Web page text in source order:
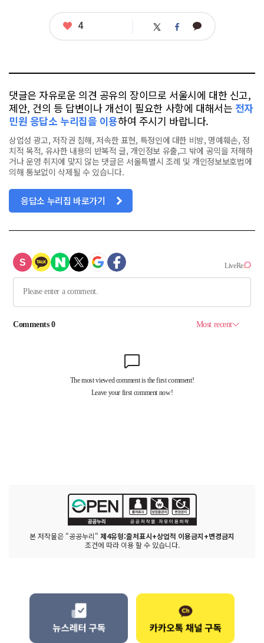
좋
4 트 페 카
댓글은 자유로운 의견 공유의 장이므로 서울시에 대한 신고,
제안, 건의 등 답변이나 개선이 필요한 사항에 대해서는 전자
민원 응답소 누리집을 이용하여 주시기 바랍니다.
상업성 광고, 저작권 침해, 저속한 표현, 특정인에 대한 비방, 명예훼손, 정
치적 목적, 유사한 내용의 반복적 글, 개인정보 유출,그 밖에 공익을 저해하
거나 운영 취지에 맞지 않는 댓글은 서울특별시 조례 및 개인정보보호법에
의해 통보없이 삭제될 수 있습니다.
응답소 누리집 바로가기
본 저작물은 "공공누리" 제4유형:출처표시+상업적 이용금지+변경금지
조건에 따라 이용 할 수 있습니다.